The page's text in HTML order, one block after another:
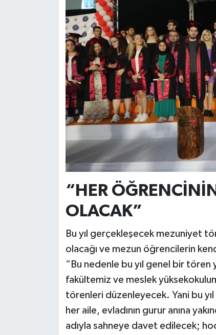
“HER
OLACAK”
Bu yıl gerçekleşecek mezuniyet
olacağı ve mezun öğrencilerin
“Bu nedenle bu yıl genel bir
fakültemiz ve meslek
törenleri düzenleyecek. Yani bu
her aile, evladının gurur anına
adıyla sahneye davet edilecek;